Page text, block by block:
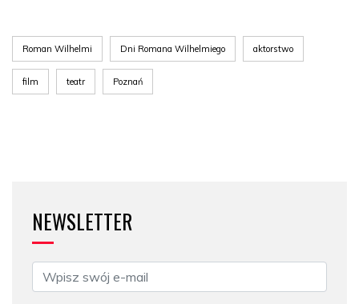
Roman Wilhelmi Dni Romana Wilhelmiego aktorstwo
film teatr Poznań
NEWSLETTER